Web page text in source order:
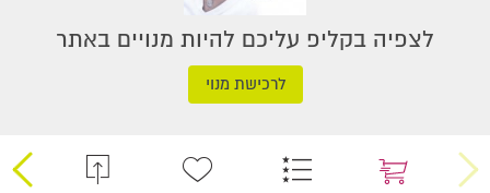
לצפיה בקליפ עליכם להיות מנויים באתר
לרכישת מנוי